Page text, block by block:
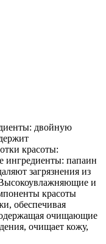
двойную
красоты:
папаин
загрязнения из
Высокоувлажняющие и
красоты
обеспечивая
очищающие
очищает кожу,